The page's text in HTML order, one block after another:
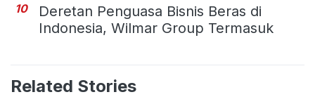
10
Deretan Penguasa Bisnis Beras di
Indonesia, Wilmar Group Termasuk
Related Stories